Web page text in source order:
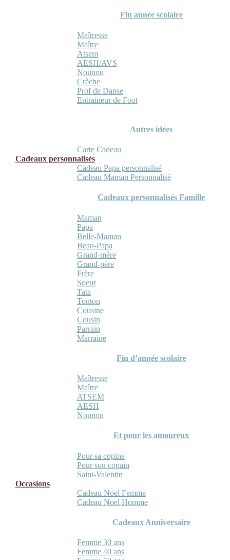
Fin année scolaire
Maîtresse
Maître
Atsem
AESH/AVS
Nounou
Crèche
Prof de Danse
Entraineur de Foot
Autres idées
Carte Cadeau
Cadeaux personnalisés
Cadeau Papa personnalisé
Cadeau Maman Personnalisé
Cadeaux personnalisés Famille
Maman
Papa
Belle-Maman
Beau-Papa
Grand-mère
Grand-père
Frère
Soeur
Tata
Tonton
Cousine
Cousin
Parrain
Marraine
Fin d’année scolaire
Maîtresse
Maître
ATSEM
AESH
Nounou
Et pour les amoureux
Pour sa copine
Pour son copain
Saint-Valentin
Occasions
Cadeau Noel Femme
Cadeau Noel Homme
Cadeaux Anniversaire
Femme 30 ans
Femme 40 ans